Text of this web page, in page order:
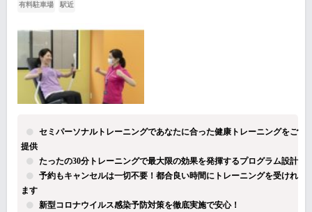
有料駐車場 駅近
セミパーソナルトレーニングであなたに合った健康トレーニングをご
提供
たったの30分トレーニングで最大限の効果を発揮するプログラム設計
予約もキャンセルは一切不要！都合良い時間にトレーニングを受けれ
ます
新型コロナウイルス感染予防対策を徹底実施で安心！